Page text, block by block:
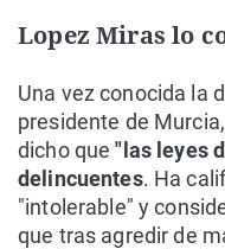
Lopez Miras lo
Una vez conocida la
presidente de
dicho que"las leyes
delincuentes. Ha
"intolerable" y
que tras agredir de